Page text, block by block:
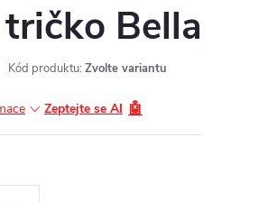
Bella
Kód produktu: Zvolte variantu
Zeptejte se AI 🤖